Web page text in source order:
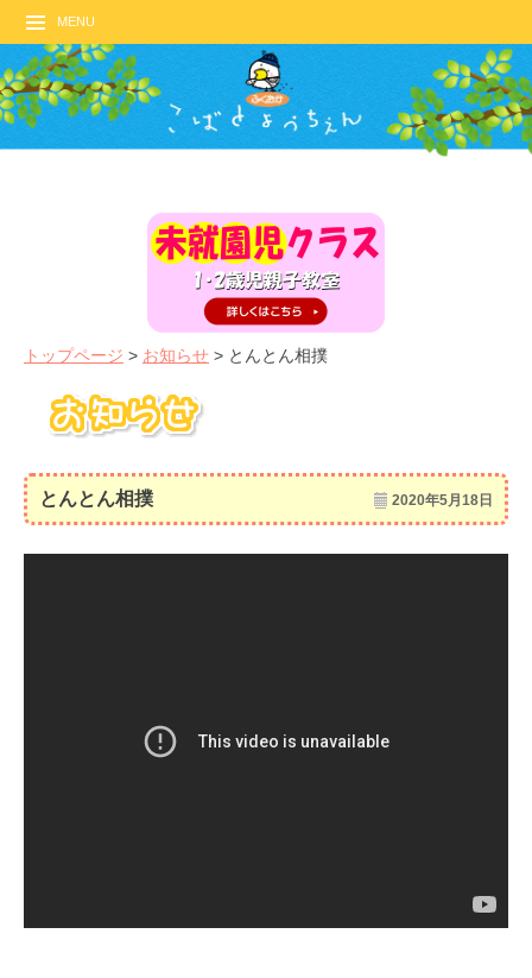
MENU
トップページ > お知らせ > とんとん相撲
とんとん相撲 2020年5月18日